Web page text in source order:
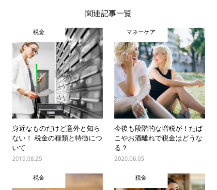
関連記事一覧
税金
身近なものだけど意外と知ら
ない！ 税金の種類と特徴につ
いて
2019.08.25
マネーケア
今後も段階的な増税が！たば
こやお酒離れで税金はどうな
る？
2020.06.05
税金 税金